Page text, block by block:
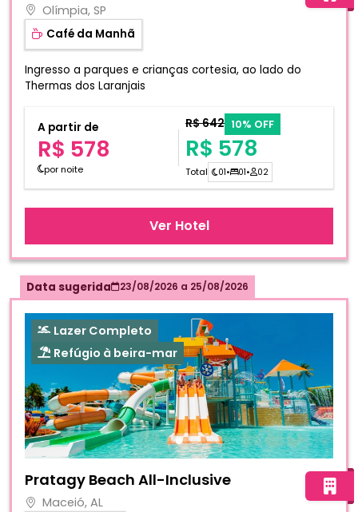
Olímpia, SP
Café da Manhã
Ingresso a parques e crianças cortesia, ao lado do
Thermas dos Laranjais
A partir de
R$ 578
por noite
R$ 642 10% OFF
R$ 578
Total 01• 01• 02
Ver Hotel
Data sugerida 23/08/2026 a 25/08/2026
Lazer Completo
Refúgio à beira-mar
Pratagy Beach All-Inclusive
Maceió, AL